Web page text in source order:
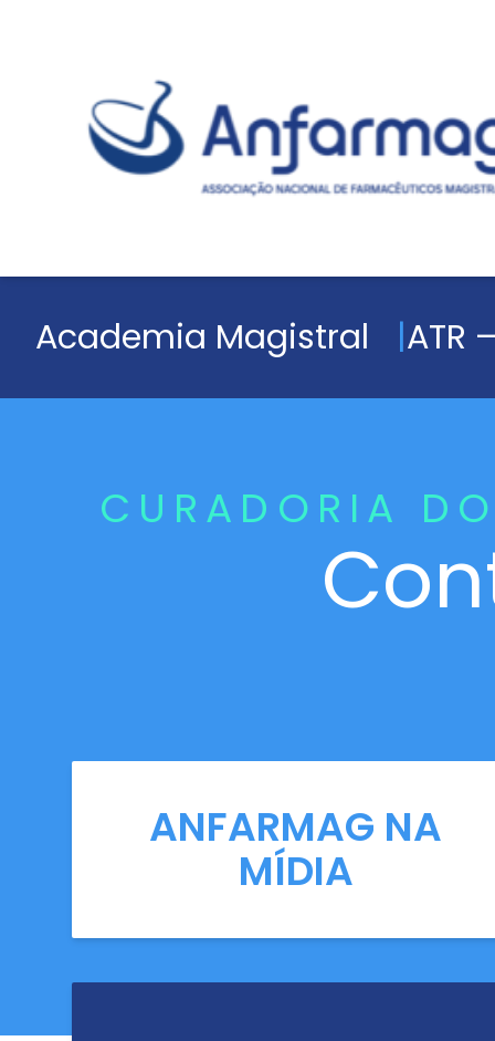
Academia Magistral ATR
CURADORIA
ANFARMAG NA
MÍDIA